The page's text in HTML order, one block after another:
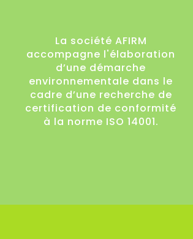
La société AFIRM
accompagne l'élaboration
d’une démarche
environnementale dans le
cadre d’une recherche de
certification de conformité
à la norme ISO 14001.